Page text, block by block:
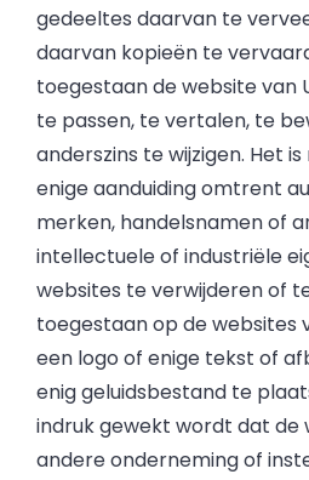
gedeeltes daarvan te
daarvan kopieën te
toegestaan de website van
te passen, te vertalen, te
anderszins te wijzigen. Het
enige aanduiding omtrent
merken, handelsnamen of
intellectuele of industriële
websites te verwijderen of
toegestaan op de websites
een logo of enige tekst of
enig geluidsbestand te
indruk gewekt wordt dat de
andere onderneming of